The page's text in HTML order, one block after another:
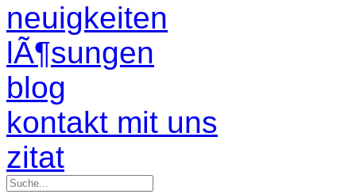
neuigkeiten
lÃ¶sungen
blog
kontakt mit uns
zitat